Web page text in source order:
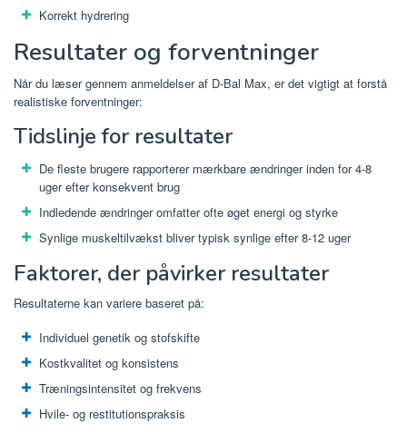
Korrekt hydrering
Resultater og forventninger
Når du læser gennem anmeldelser af D-Bal Max, er det vigtigt at forstå
realistiske forventninger:
Tidslinje for resultater
De fleste brugere rapporterer mærkbare ændringer inden for 4-8
uger efter konsekvent brug
Indledende ændringer omfatter ofte øget energi og styrke
Synlige muskeltilvækst bliver typisk synlige efter 8-12 uger
Faktorer, der påvirker resultater
Resultaterne kan variere baseret på:
Individuel genetik og stofskifte
Kostkvalitet og konsistens
Træningsintensitet og frekvens
Hvile- og restitutionspraksis